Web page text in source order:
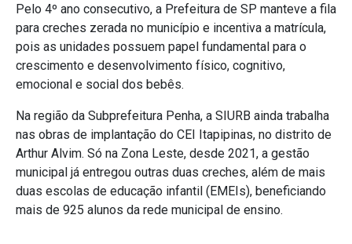
Pelo 4º ano consecutivo, a Prefeitura de SP manteve a fila
para creches zerada no município e incentiva a matrícula,
pois as unidades possuem papel fundamental para o
crescimento e desenvolvimento físico, cognitivo,
emocional e social dos bebês.
Na região da Subprefeitura Penha, a SIURB ainda trabalha
nas obras de implantação do CEI Itapipinas, no distrito de
Arthur Alvim. Só na Zona Leste, desde 2021, a gestão
municipal já entregou outras duas creches, além de mais
duas escolas de educação infantil (EMEIs), beneficiando
mais de 925 alunos da rede municipal de ensino.